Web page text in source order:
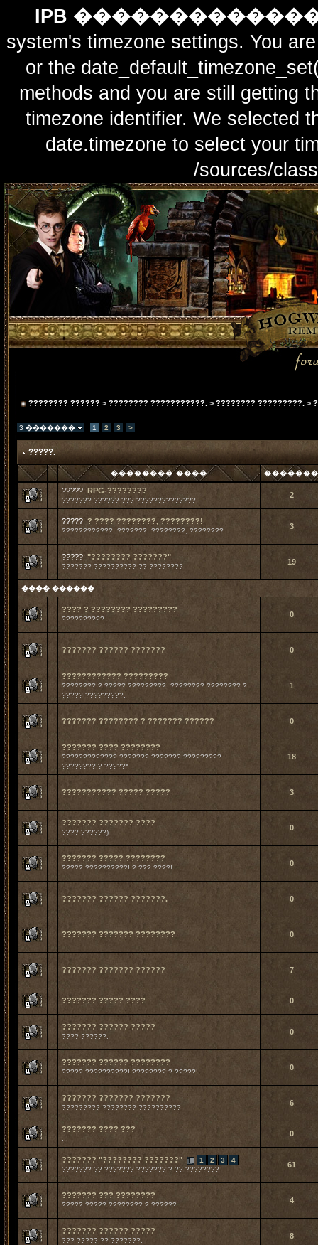
IPB
system's timezone settings. You
or the
methods and you are still getting
timezone identifier. We selected
date.timezone to select
/sources/
???????? ?????? > ???????? ???????????. > ???????? ?????????. >
3 ������� 1 2 3 >
?????.
�������� ���� �������
?????: RPG-????????
??????? ?????? ??? ??????????????
2
?????: ? ???? ????????, ????????!
????????????, ???????, ????????, ????????
3
?????: "???????? ???????"
??????? ?????????? ?? ????????
19
���� ������
???? ? ???????? ?????????
??????????
0
??????? ?????? ??????? 0
???????????? ?????????
???????? ? ????? ?????????. ???????? ???????? ?
????? ?????????.
1
??????? ???????? ? ??????? ?????? 0
??????? ???? ????????
????????????? ??????? ??????? ????????? ...
???????? ? ?????*
18
??????????? ????? ????? 3
??????? ??????? ????
???? ??????)
0
??????? ????? ????????
????? ??????????! ? ??? ????!
0
??????? ?????? ???????. 0
??????? ??????? ???????? 0
??????? ??????? ?????? 7
??????? ????? ???? 0
??????? ?????? ?????
???? ??????.
0
??????? ?????? ????????
????? ??????????! ???????? ? ?????!
0
??????? ??????? ???????
????????? ???????? ??????????
6
??????? ???? ??? 0
??????? "???????? ???????" 1 2 3
4
??????? ?? ??????? ??????? ? ?? ????????
61
??????? ??? ????????
????? ????? ???????? ? ??????.
4
??????? ?????? ?????
??? ????? ?? ???????.
8